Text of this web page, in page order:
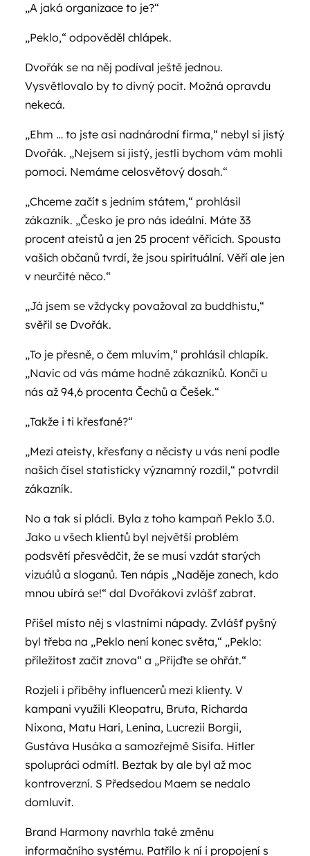
„A jaká organizace to je?“
„Peklo,“ odpověděl chlápek.
Dvořák se na něj podíval ještě jednou.
Vysvětlovalo by to divný pocit. Možná opravdu
nekecá.
„Ehm … to jste asi nadnárodní firma,“ nebyl si jistý
Dvořák. „Nejsem si jistý, jestli bychom vám mohli
pomoci. Nemáme celosvětový dosah.“
„Chceme začít s jedním státem,“ prohlásil
zákazník. „Česko je pro nás ideální. Máte 33
procent ateistů a jen 25 procent věřících. Spousta
vašich občanů tvrdí, že jsou spirituální. Věří ale jen
v neurčité něco.“
„Já jsem se vždycky považoval za buddhistu,“
svěřil se Dvořák.
„To je přesně, o čem mluvím,“ prohlásil chlapík.
„Navíc od vás máme hodně zákazníků. Končí u
nás až 94,6 procenta Čechů a Češek.“
„Takže i ti křesťané?“
„Mezi ateisty, křesťany a něcisty u vás není podle
našich čísel statisticky významný rozdíl,“ potvrdil
zákazník.
No a tak si plácli. Byla z toho kampaň Peklo 3.0.
Jako u všech klientů byl největší problém
podsvětí přesvědčit, že se musí vzdát starých
vizuálů a sloganů. Ten nápis „Naděje zanech, kdo
mnou ubírá se!“ dal Dvořákovi zvlášť zabrat.
Přišel místo něj s vlastními nápady. Zvlášť pyšný
byl třeba na „Peklo není konec světa,“ „Peklo:
příležitost začít znova“ a „Přijďte se ohřát.“
Rozjeli i příběhy influencerů mezi klienty. V
kampani využili Kleopatru, Bruta, Richarda
Nixona, Matu Hari, Lenina, Lucrezii Borgii,
Gustáva Husáka a samozřejmě Sisifa. Hitler
spolupráci odmítl. Beztak by ale byl až moc
kontroverzní. S Předsedou Maem se nedalo
domluvit.
Brand Harmony navrhla také změnu
informačního systému. Patřilo k ní i propojení s